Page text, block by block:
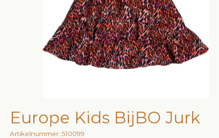
Europe Kids BijBO Jurk
Artikelnummer: 510099